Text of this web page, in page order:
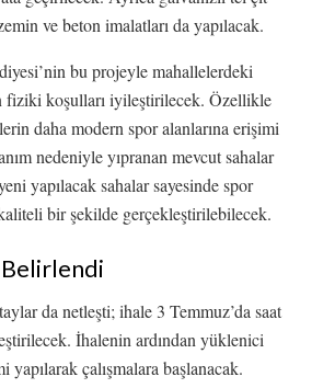
ve beton imalatları da yapılacak.
bu projeyle mahallelerdeki
fiziki koşulları iyileştirilecek. Özellikle
daha modern spor alanlarına erişimi
nedeniyle yıpranan mevcut sahalar
yapılacak sahalar sayesinde spor
bir şekilde gerçekleştirilebilecek.
da netleşti; ihale 3 Temmuz’da saat
İhalenin ardından yüklenici
yapılarak çalışmalara başlanacak.